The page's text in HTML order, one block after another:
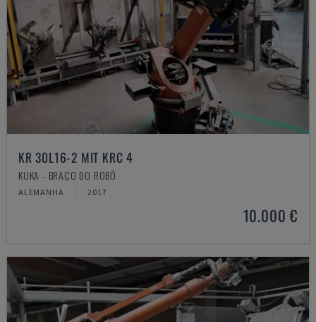
KR 30L16-2 MIT KRC 4
KUKA - BRAÇO DO ROBÔ
ALEMANHA 2017
10.000 €